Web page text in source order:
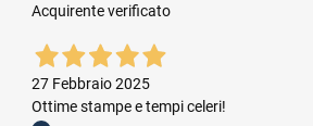
Acquirente verificato
27 Febbraio 2025
Ottime stampe e tempi celeri!